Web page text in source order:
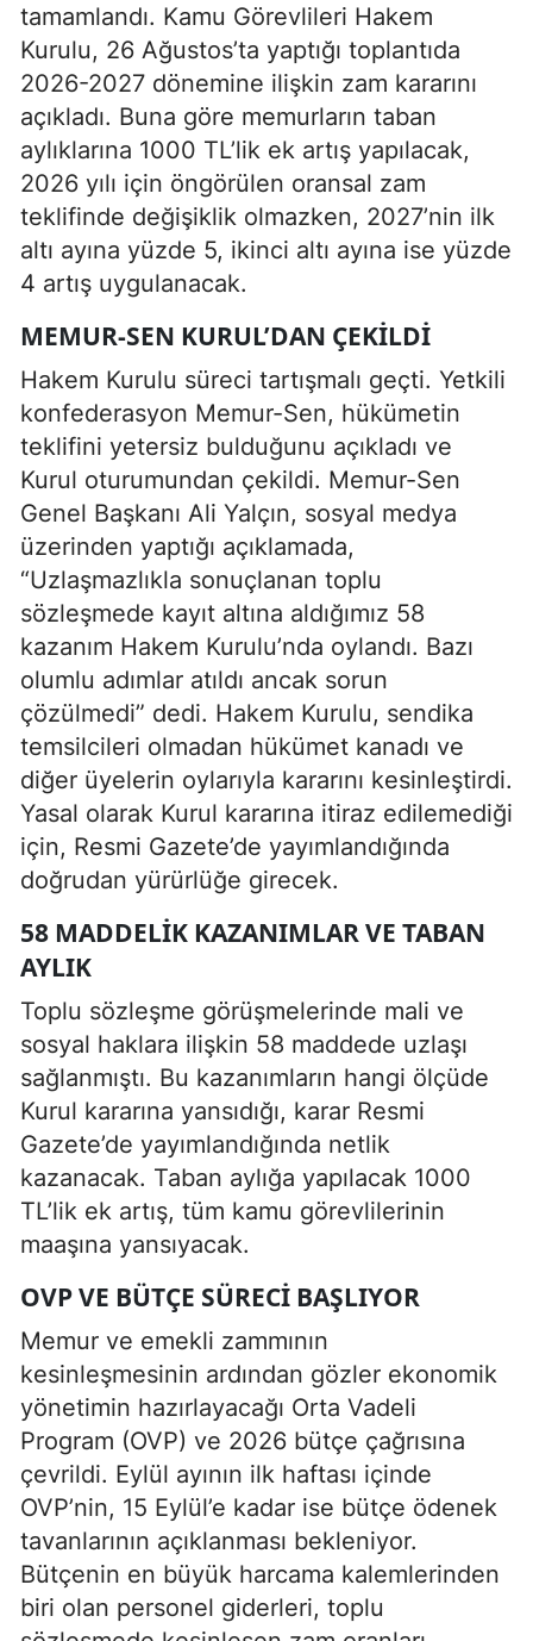
tamamlandı. Kamu Görevlileri Hakem
Kurulu, 26 Ağustos’ta yaptığı toplantıda
2026-2027 dönemine ilişkin zam kararını
açıkladı. Buna göre memurların taban
aylıklarına 1000 TL’lik ek artış yapılacak,
2026 yılı için öngörülen oransal zam
teklifinde değişiklik olmazken, 2027’nin ilk
altı ayına yüzde 5, ikinci altı ayına ise yüzde
4 artış uygulanacak.
MEMUR-SEN KURUL’DAN ÇEKILDI
Hakem Kurulu süreci tartışmalı geçti. Yetkili
konfederasyon Memur-Sen, hükümetin
teklifini yetersiz bulduğunu açıkladı ve
Kurul oturumundan çekildi. Memur-Sen
Genel Başkanı Ali Yalçın, sosyal medya
üzerinden yaptığı açıklamada,
“Uzlaşmazlıkla sonuçlanan toplu
sözleşmede kayıt altına aldığımız 58
kazanım Hakem Kurulu’nda oylandı. Bazı
olumlu adımlar atıldı ancak sorun
çözülmedi” dedi. Hakem Kurulu, sendika
temsilcileri olmadan hükümet kanadı ve
diğer üyelerin oylarıyla kararını kesinleştirdi.
Yasal olarak Kurul kararına itiraz edilemediği
için, Resmi Gazete’de yayımlandığında
doğrudan yürürlüğe girecek.
58 MADDELIK KAZANIMLAR VE TABAN
AYLIK
Toplu sözleşme görüşmelerinde mali ve
sosyal haklara ilişkin 58 maddede uzlaşı
sağlanmıştı. Bu kazanımların hangi ölçüde
Kurul kararına yansıdığı, karar Resmi
Gazete’de yayımlandığında netlik
kazanacak. Taban aylığa yapılacak 1000
TL’lik ek artış, tüm kamu görevlilerinin
maaşına yansıyacak.
OVP VE BÜTÇE SÜRECI BAŞLIYOR
Memur ve emekli zammının
kesinleşmesinin ardından gözler ekonomik
yönetimin hazırlayacağı Orta Vadeli
Program (OVP) ve 2026 bütçe çağrısına
çevrildi. Eylül ayının ilk haftası içinde
OVP’nin, 15 Eylül’e kadar ise bütçe ödenek
tavanlarının açıklanması bekleniyor.
Bütçenin en büyük harcama kalemlerinden
biri olan personel giderleri, toplu